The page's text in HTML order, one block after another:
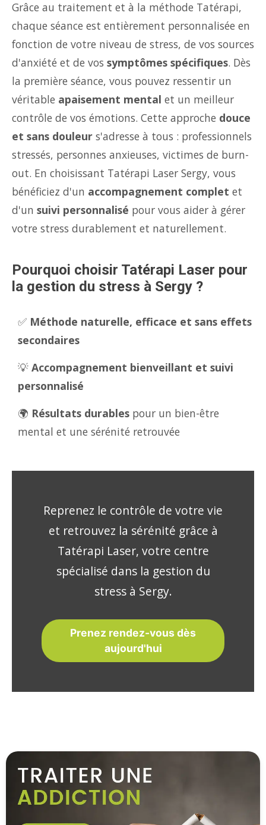
Grâce au traitement et à la méthode Tatérapi,
chaque séance est entièrement personnalisée en
fonction de votre niveau de stress, de vos sources
d'anxiété et de vos symptômes spécifiques. Dès
la première séance, vous pouvez ressentir un
véritable apaisement mental et un meilleur
contrôle de vos émotions. Cette approche douce
et sans douleur s'adresse à tous : professionnels
stressés, personnes anxieuses, victimes de burn-
out. En choisissant Tatérapi Laser Sergy, vous
bénéficiez d'un accompagnement complet et
d'un suivi personnalisé pour vous aider à gérer
votre stress durablement et naturellement.
Pourquoi choisir Tatérapi Laser pour
la gestion du stress à Sergy ?
✅ Méthode naturelle, efficace et sans effets
secondaires
💡 Accompagnement bienveillant et suivi
personnalisé
🌍 Résultats durables pour un bien-être
mental et une sérénité retrouvée
Reprenez le contrôle de votre vie
et retrouvez la sérénité grâce à
Tatérapi Laser, votre centre
spécialisé dans la gestion du
stress à Sergy.
Prenez rendez-vous dès
aujourd'hui